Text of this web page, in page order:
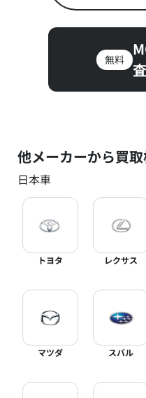
無料
他メーカーから買
日本車
トヨタ レクサス
マツダ スバル